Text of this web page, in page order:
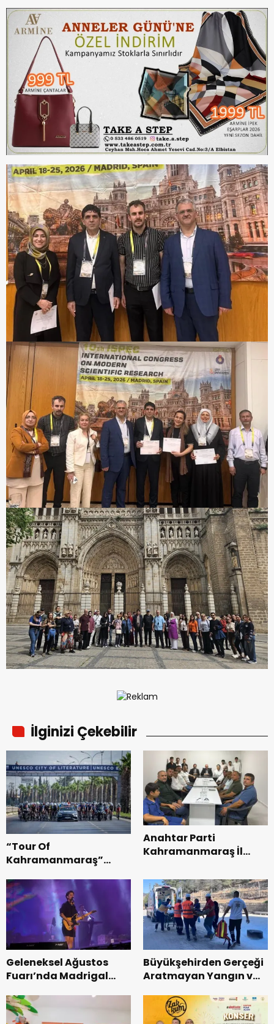
İlginizi Çekebilir
“Tour Of
Kahramanmaraş”
Bisikleti Turnuvası
Tamamlandı.
Anahtar Parti
Kahramanmaraş İl
Teşkilatı ile buluştu.
Geleneksel Ağustos
Fuarı’nda Madrigal
Büyükşehirden Gerçeği
Aratmayan Yangın ve